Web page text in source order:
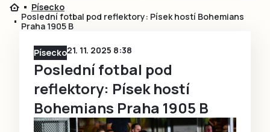
Písecko
Poslední fotbal pod reflektory: Písek hostí Bohemians
Praha 1905 B
Písecko21. 11. 2025 8:38
Poslední fotbal pod
reflektory: Písek hostí
Bohemians Praha 1905 B